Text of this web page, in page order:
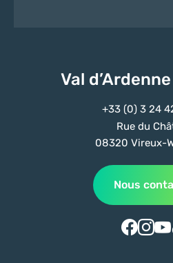
Val
+33 (0) 3 24
Rue du
08320 Vireux-
Nous
Suivez-